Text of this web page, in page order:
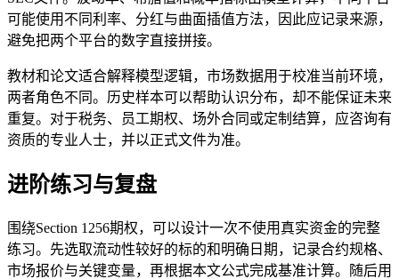
可能使用不同利率、分红与曲面插值方法，因此应记录来源，
避免把两个平台的数字直接拼接。
教材和论文适合解释模型逻辑，市场数据用于校准当前环境，
两者角色不同。历史样本可以帮助认识分布，却不能保证未来
重复。对于税务、员工期权、场外合同或定制结算，应咨询有
资质的专业人士，并以正式文件为准。
进阶练习与复盘
围绕Section 1256期权，可以设计一次不使用真实资金的完整
练习。先选取流动性较好的标的和明确日期，记录合约规格、
市场报价与关键变量，再根据本文公式完成基准计算。随后用